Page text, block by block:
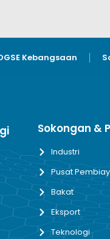
Kebangsaan
Sokongan &
Industri
Pusat
Bakat
Eksport
Teknologi